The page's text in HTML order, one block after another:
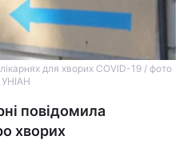
для хворих COVID-19 / фото
УНІАН
повідомила
хворих